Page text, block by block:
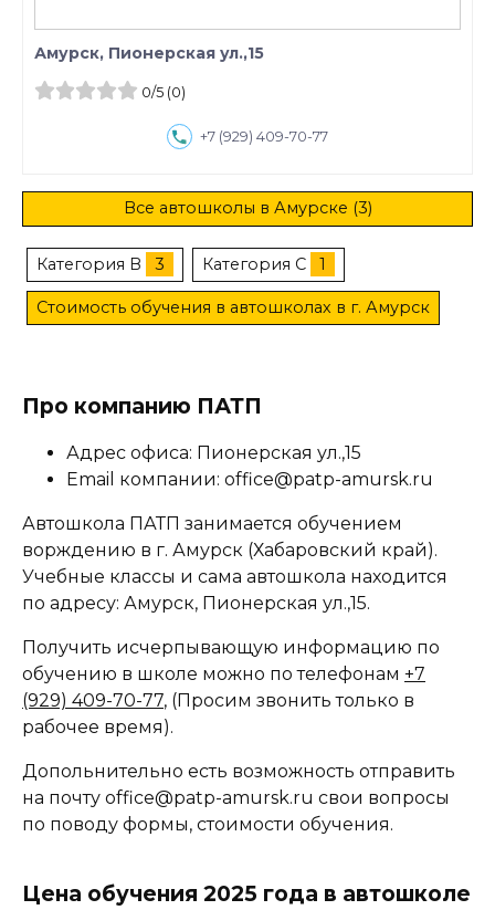
Амурск, Пионерская ул.,15
0/5(0)
+7 (929) 409-70-77
Все автошколы в Амурске (3)
Категория B 3 Категория C 1
Стоимость обучения в автошколах в г. Амурск
Про компанию ПАТП
Адрес офиса: Пионерская ул.,15
Email компании: office@patp-amursk.ru
Автошкола ПАТП занимается обучением
ворждению в г. Амурск (Хабаровский край).
Учебные классы и сама автошкола находится
по адресу: Амурск, Пионерская ул.,15.
Получить исчерпывающую информацию по
обучению в школе можно по телефонам +7
(929) 409-70-77, (Просим звонить только в
рабочее время).
Допольнительно есть возможность отправить
на почту office@patp-amursk.ru свои вопросы
по поводу формы, стоимости обучения.
Цена обучения 2025 года в автошколе